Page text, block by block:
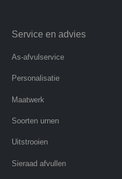
Service en advies
As-afvulservice
Personalisatie
Maatwerk
Soorten urnen
Uitstrooien
Sieraad afvullen